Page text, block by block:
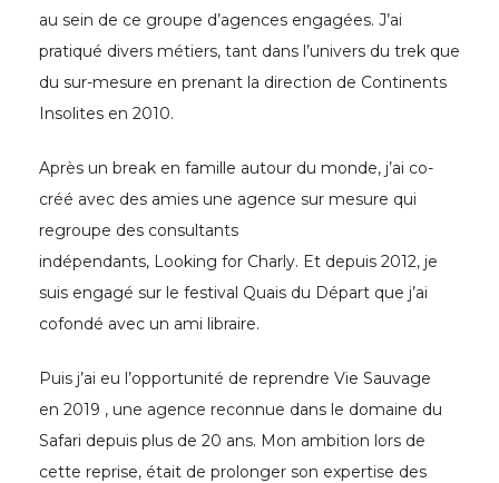
au sein de ce groupe d’agences engagées. J’ai
pratiqué divers métiers, tant dans l’univers du trek que
du sur-mesure en prenant la direction de Continents
Insolites en 2010.
Après un break en famille autour du monde, j’ai co-
créé avec des amies une agence sur mesure qui
regroupe des consultants
indépendants, Looking for Charly. Et depuis 2012, je
suis engagé sur le festival Quais du Départ que j’ai
cofondé avec un ami libraire.
Puis j’ai eu l’opportunité de reprendre Vie Sauvage
en 2019 , une agence reconnue dans le domaine du
Safari depuis plus de 20 ans. Mon ambition lors de
cette reprise, était de prolonger son expertise des